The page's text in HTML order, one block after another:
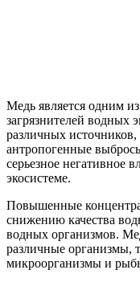
Медь является одним
загрязнителей водных
различных
антропогенные
серьезное негативное
экосистеме.
Повышенные
снижению качества
водных организмов.
различные организмы,
микроорганизмы и